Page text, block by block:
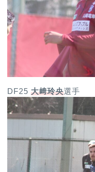
DF25 大﨑玲央選手